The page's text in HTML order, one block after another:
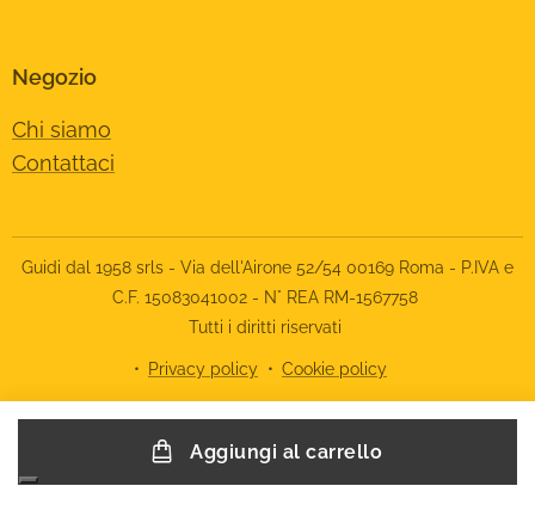
Aggiungi al carrello
Negozio
Chi siamo
Contattaci
Guidi dal 1958 srls - Via dell'Airone 52/54 00169 Roma - P.IVA e
C.F. 15083041002 - N° REA RM-1567758
Tutti i diritti riservati
Privacy policy Cookie policy
Informativa sulla raccolta